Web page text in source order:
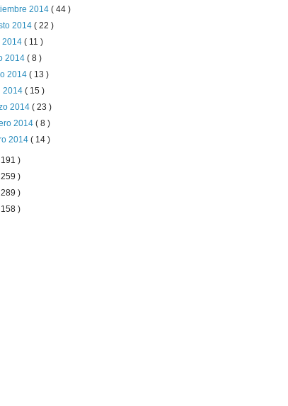
2014( 44 )
2014( 22 )
2014( 11 )
2014( 8 )
2014( 13 )
2014( 15 )
2014( 23 )
2014( 8 )
2014( 14 )
)
)
)
)